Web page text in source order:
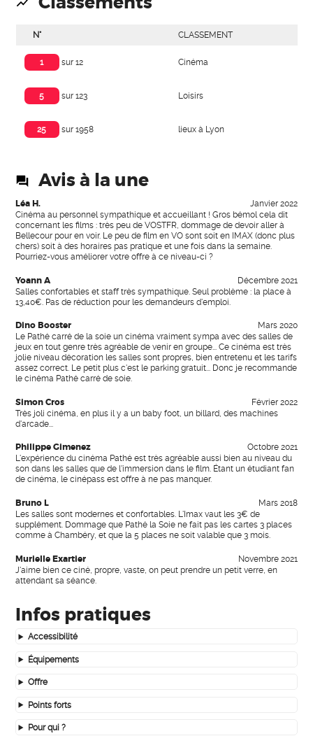
N° CLASSEMENT
1 sur 12 Cinéma
5 sur 123 Loisirs
25 sur 1958 lieux à Lyon
Avis à la une
Léa H.
Janvier 2022
Cinéma au personnel sympathique et accueillant ! Gros bémol cela dit
concernant les films : très peu de VOSTFR, dommage de devoir aller à
Bellecour pour en voir. Le peu de film en VO sont soit en IMAX (donc plus
chers) soit à des horaires pas pratique et une fois dans la semaine.
Pourriez-vous améliorer votre offre à ce niveau-ci ?
Yoann A
Décembre 2021
Salles confortables et staff très sympathique. Seul problème : la place à
13,40€. Pas de réduction pour les demandeurs d'emploi.
Dino Booster
Mars 2020
Le Pathé carré de la soie un cinéma vraiment sympa avec des salles de
jeux en tout genre très agréable de venir en groupe... Ce cinéma est très
jolie niveau décoration les salles sont propres, bien entretenu et les tarifs
assez correct. Le petit plus c'est le parking gratuit... Donc je recommande
le cinéma Pathé carré de soie.
Simon Cros
Février 2022
Très joli cinéma, en plus il y a un baby foot, un billard, des machines
d'arcade...
Philippe Gimenez
Octobre 2021
L'expérience du cinéma Pathé est très agréable aussi bien au niveau du
son dans les salles que de l'immersion dans le film. Étant un étudiant fan
de cinéma, le cinépass est offre à ne pas manquer.
Bruno L
Mars 2018
Les salles sont modernes et confortables. L'Imax vaut les 3€ de
supplément. Dommage que Pathé la Soie ne fait pas les cartes 3 places
comme à Chambéry, et que la 5 places ne soit valable que 3 mois.
Murielle Exartier
Novembre 2021
J'aime bien ce ciné, propre, vaste, on peut prendre un petit verre, en
attendant sa séance.
Infos pratiques
Accessibilité
Équipements
Offre
Points forts
Pour qui ?